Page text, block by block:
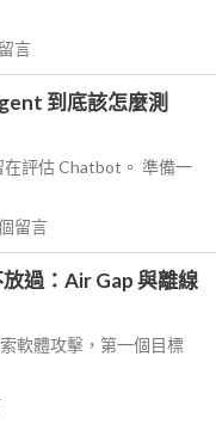
言
到底該怎麼測
評估 Chatbot。 準備一
留言
過：Air Gap 與離線
軟體攻擊，第一個目標